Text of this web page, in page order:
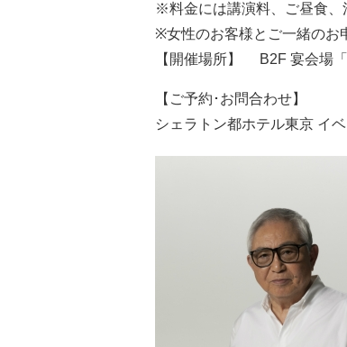
※料金には講演料、ご昼食、
※女性のお客様とご一緒のお
【開催場所】 B2F 宴会場「
【ご予約･お問合わせ】
シェラトン都ホテル東京 イ